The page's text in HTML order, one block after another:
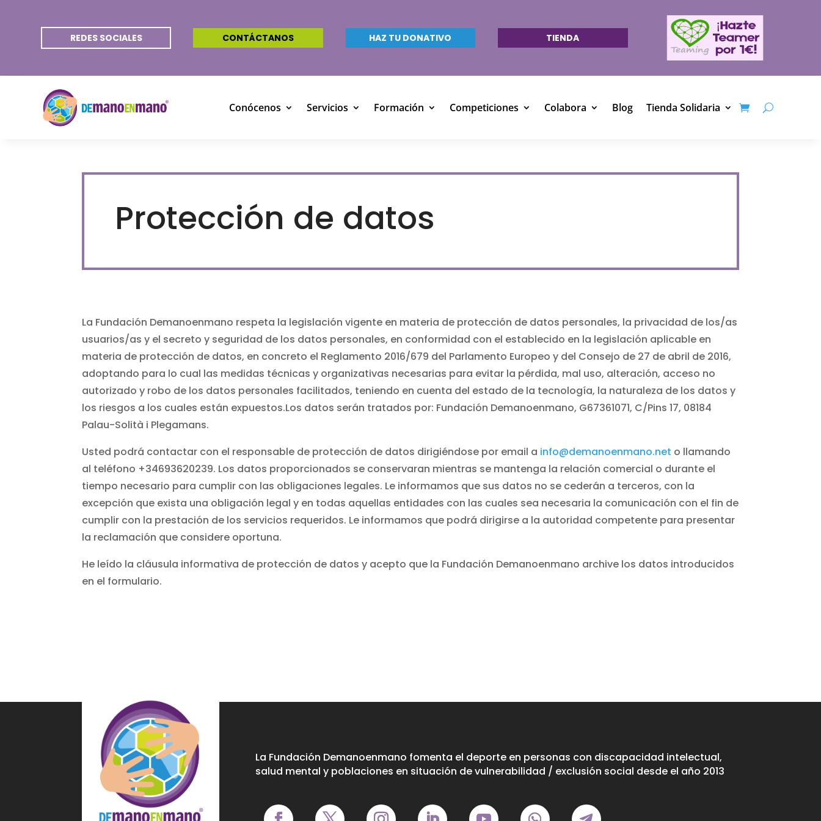
REDES SOCIALES CONTÁCTANOS HAZ TU DONATIVO TIENDA
Conócenos Servicios Formación Competiciones Colabora Blog Tienda Solidaria
Protección de datos
La Fundación Demanoenmano respeta la legislación vigente en materia de protección de datos personales, la privacidad de los/as
usuarios/as y el secreto y seguridad de los datos personales, en conformidad con el establecido en la legislación aplicable en
materia de protección de datos, en concreto el Reglamento 2016/679 del Parlamento Europeo y del Consejo de 27 de abril de 2016,
adoptando para lo cual las medidas técnicas y organizativas necesarias para evitar la pérdida, mal uso, alteración, acceso no
autorizado y robo de los datos personales facilitados, teniendo en cuenta del estado de la tecnología, la naturaleza de los datos y
los riesgos a los cuales están expuestos.Los datos serán tratados por: Fundación Demanoenmano, G67361071, C/Pins 17, 08184
Palau-Solità i Plegamans.
Usted podrá contactar con el responsable de protección de datos dirigiéndose por email a info@demanoenmano.net o llamando
al teléfono +34693620239. Los datos proporcionados se conservaran mientras se mantenga la relación comercial o durante el
tiempo necesario para cumplir con las obligaciones legales. Le informamos que sus datos no se cederán a terceros, con la
excepción que exista una obligación legal y en todas aquellas entidades con las cuales sea necesaria la comunicación con el fin de
cumplir con la prestación de los servicios requeridos. Le informamos que podrá dirigirse a la autoridad competente para presentar
la reclamación que considere oportuna.
He leído la cláusula informativa de protección de datos y acepto que la Fundación Demanoenmano archive los datos introducidos
en el formulario.
La Fundación Demanoenmano fomenta el deporte en personas con discapacidad intelectual,
salud mental y poblaciones en situación de vulnerabilidad / exclusión social desde el año 2013